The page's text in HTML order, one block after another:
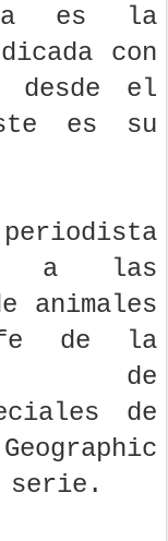
es la
con
desde el
es su
a las
animales
de la
de
de
serie.